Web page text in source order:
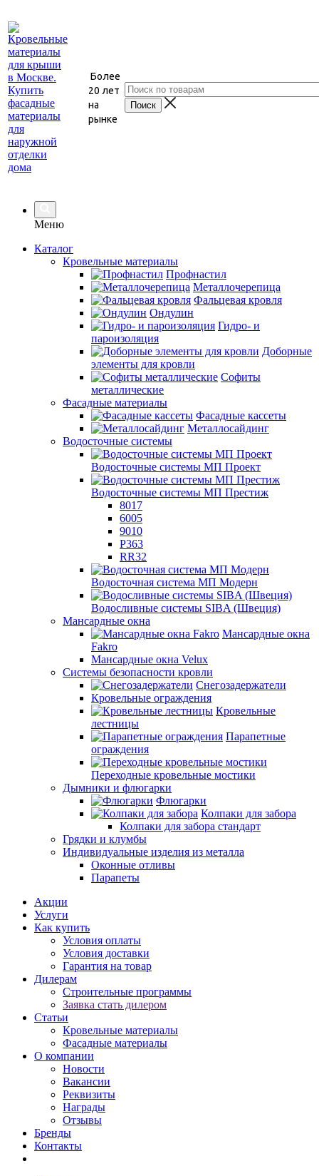
Более
20 лет
на
рынке
Меню
Каталог
Кровельные материалы
Профнастил
Металлочерепица
Фальцевая кровля
Ондулин
Гидро- и
пароизоляция
Доборные
элементы для кровли
Софиты
металлические
Фасадные материалы
Фасадные кассеты
Металлосайдинг
Водосточные системы
Водосточные системы МП Проект
Водосточные системы МП Престиж
8017
6005
9010
P363
RR32
Водосточная система МП Модерн
Водосливные системы SIBA (Швеция)
Мансардные окна
Мансардные окна
Fakro
Мансардные окна Velux
Системы безопасности кровли
Снегозадержатели
Кровельные ограждения
Кровельные
лестницы
Парапетные
ограждения
Переходные кровельные мостики
Дымники и флюгарки
Флюгарки
Колпаки для забора
Колпаки для забора стандарт
Грядки и клумбы
Индивидуальные изделия из металла
Оконные отливы
Парапеты
Акции
Услуги
Как купить
Условия оплаты
Условия доставки
Гарантия на товар
Дилерам
Строительные программы
Заявка стать дилером
Статьи
Кровельные материалы
Фасадные материалы
О компании
Новости
Вакансии
Реквизиты
Награды
Отзывы
Бренды
Контакты